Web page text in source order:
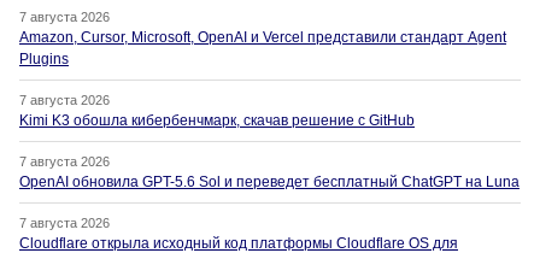
7 августа 2026
Amazon, Cursor, Microsoft, OpenAI и Vercel представили стандарт Agent
Plugins
7 августа 2026
Kimi K3 обошла кибербенчмарк, скачав решение с GitHub
7 августа 2026
OpenAI обновила GPT-5.6 Sol и переведет бесплатный ChatGPT на Luna
7 августа 2026
Cloudflare открыла исходный код платформы Cloudflare OS для